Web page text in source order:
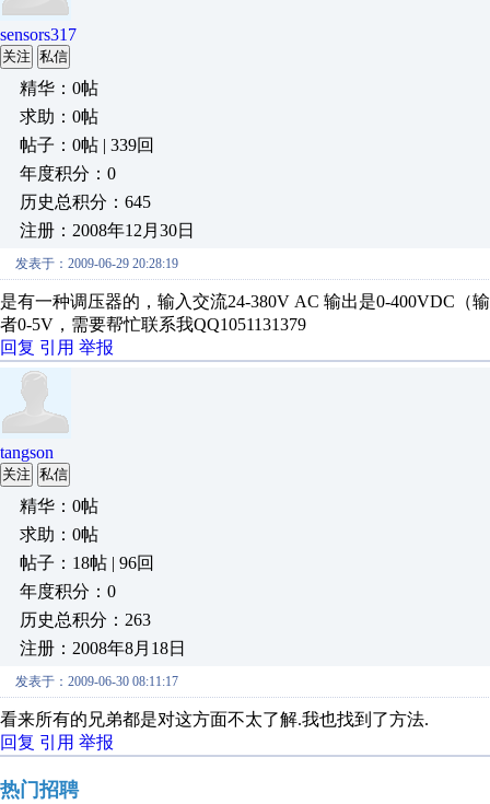
sensors317
关注 私信
精华：0帖
求助：0帖
帖子：0帖 | 339回
年度积分：0
历史总积分：645
注册：2008年12月30日
发表于：2009-06-29 20:28:19
是有一种调压器的，输入交流24-380V AC 输出是0-400VDC
者0-5V，需要帮忙联系我QQ1051131379
回复 引用 举报
tangson
关注 私信
精华：0帖
求助：0帖
帖子：18帖 | 96回
年度积分：0
历史总积分：263
注册：2008年8月18日
发表于：2009-06-30 08:11:17
看来所有的兄弟都是对这方面不太了解.我也找到了方法.
回复 引用 举报
热门招聘